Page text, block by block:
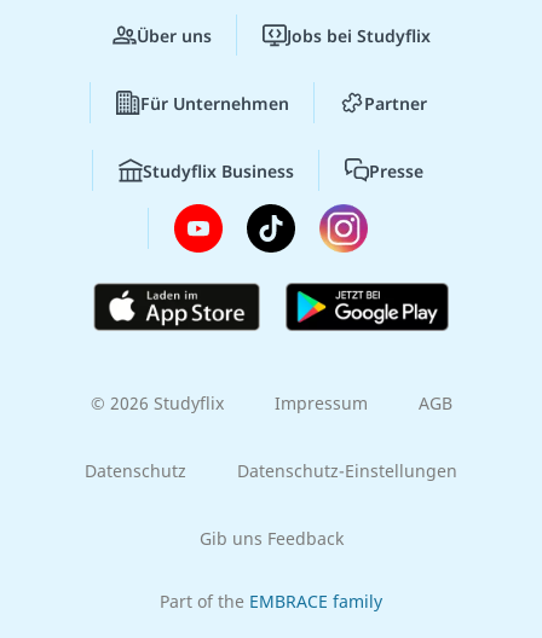
Über uns Jobs bei Studyflix
Für Unternehmen Partner
Studyflix Business Presse
© 2026 Studyflix Impressum AGB
Datenschutz Datenschutz-Einstellungen
Gib uns Feedback
Part of the EMBRACE family